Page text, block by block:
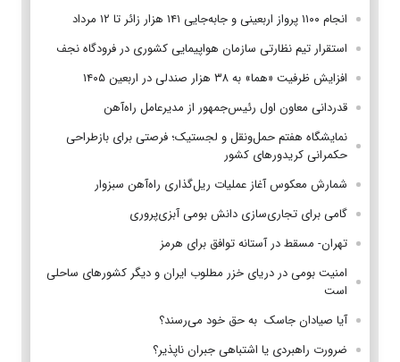
انجام ۱۱۰۰ پرواز اربعینی و جابه‌جایی ۱۴۱ هزار زائر تا ۱۲ مرداد
استقرار تیم‌ نظارتی سازمان هواپیمایی کشوری در فرودگاه نجف
افزایش ظرفیت «هما» به ۳۸ هزار صندلی در اربعین ۱۴۰۵
قدردانی معاون اول رئیس‌جمهور از مدیرعامل راه‌آهن
نمایشگاه هفتم حمل‌ونقل و لجستیک؛ فرصتی برای بازطراحی
حکمرانی کریدورهای کشور
شمارش معکوس آغاز عملیات ریل‌گذاری راه‌آهن سبزوار
گامی برای تجاری‌سازی دانش بومی آبزی‌پروری
تهران- مسقط در آستانه توافق برای هرمز
امنیت بومی در دریای خزر مطلوب ایران و دیگر کشورهای ساحلی
است
آیا صیادان جاسک به حق خود می‌رسند؟
ضرورت راهبردی یا اشتباهی جبران ناپذیر؟